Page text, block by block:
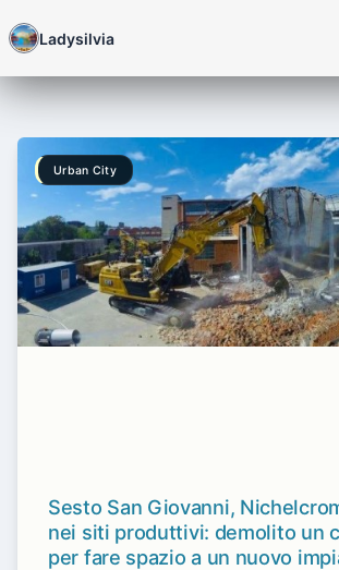
Ladysilvia
Urban City
Sesto San Giovanni,
nei siti produttivi: demolito un
per fare spazio a un nuovo